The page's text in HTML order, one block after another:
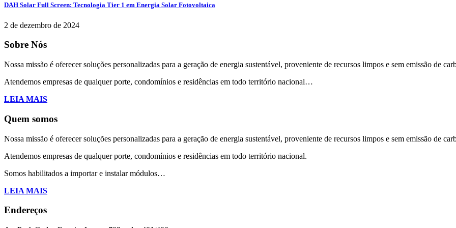
DAH Solar Full Screen: Tecnologia Tier 1 em Energia Solar Fotovoltaica
2 de dezembro de 2024
Sobre Nós
Nossa missão é oferecer soluções personalizadas para a geração de energia sustentável, proveniente de recursos limpos e sem emissão de
Atendemos empresas de qualquer porte, condomínios e residências em todo território nacional…
LEIA MAIS
Quem somos
Nossa missão é oferecer soluções personalizadas para a geração de energia sustentável, proveniente de recursos limpos e sem emissão de
Atendemos empresas de qualquer porte, condomínios e residências em todo território nacional.
Somos habilitados a importar e instalar módulos…
LEIA MAIS
Endereços